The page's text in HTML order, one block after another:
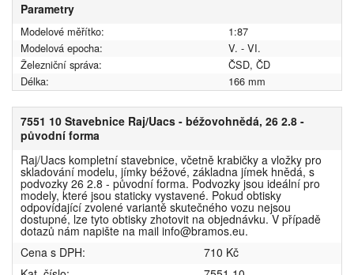
Parametry
Modelové měřítko:
1:87
Modelová epocha:
V. - VI.
Železniční správa:
ČSD, ČD
Délka:
166 mm
7551 10 Stavebnice Raj/Uacs - béžovohnědá, 26 2.8 -
původní forma
Raj/Uacs kompletní stavebnice, včetně krabičky a vložky pro
skladování modelu, jímky béžové, základna jímek hnědá, s
podvozky 26 2.8 - původní forma. Podvozky jsou ideální pro
modely, které jsou staticky vystavené. Pokud obtisky
odpovídající zvolené variantě skutečného vozu nejsou
dostupné, lze tyto obtisky zhotovit na objednávku. V případě
dotazů nám napište na mail info@bramos.eu.
Cena s DPH:
710 Kč